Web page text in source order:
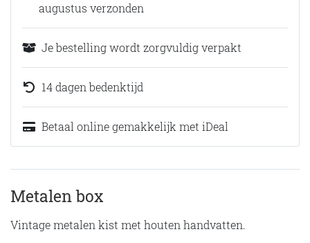
augustus verzonden
Je bestelling wordt zorgvuldig verpakt
14 dagen bedenktijd
Betaal online gemakkelijk met iDeal
Metalen box
Vintage metalen kist met houten handvatten.